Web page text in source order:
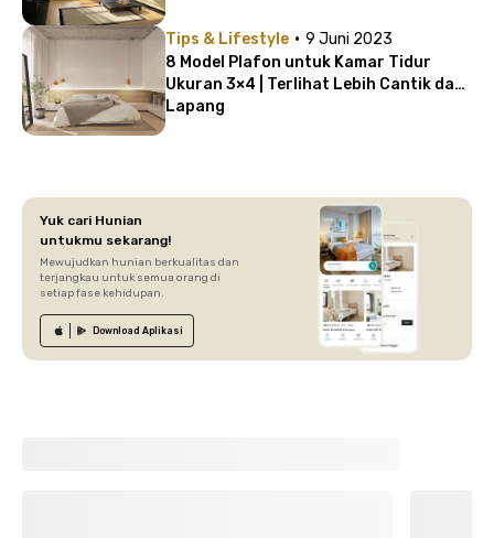
Tips & Lifestyle · 9 Juni 2023
8 Model Plafon untuk Kamar Tidur
Ukuran 3×4 | Terlihat Lebih Cantik dan
Lapang
Yuk cari Hunian
untukmu sekarang!
Mewujudkan hunian berkualitas dan
terjangkau untuk semua orang di
setiap fase kehidupan.
Download Aplikasi